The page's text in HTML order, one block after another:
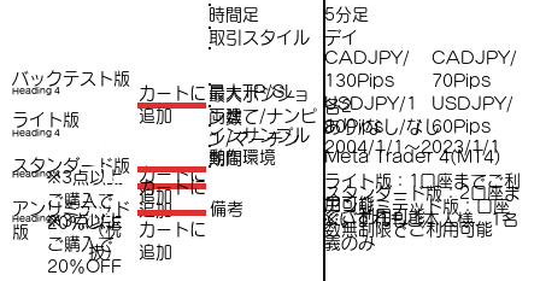
バックテスト版
スタンダード版
アンリミテッド
版
最大ポジショ
ン数
各2
Heading 4
​カートに
追加
税
抜
）
Heading 4
​カートに
追加
Heading 4※3点以上
ご購入で​
20％OFF
（税
抜）
​カートに
追加
Heading 4
（税
抜）
※3点以上
ご購入で​
20％OFF
​カートに
追加
ライト版
取引スタイル デイ
最大TP/SL
CADJPY/
130Pips
USDJPY/1
80Pips
/
CADJPY/
70Pips
USDJPY/
60Pips
両建て/ナンピ
ン/マーチン
あり/なし/なし
インサンプル
期間
2004/1/1～2023/1/1
動作環境 Meta Trader 4(MT4)
時間足 5分足
備考
ライト版：1口座までご利
用可能
スタンダード版：2口座ま
でご利用可能
アンリミテッド版：口座
数無制限でご利用可能
※いずれもご本人様、1名
義のみ